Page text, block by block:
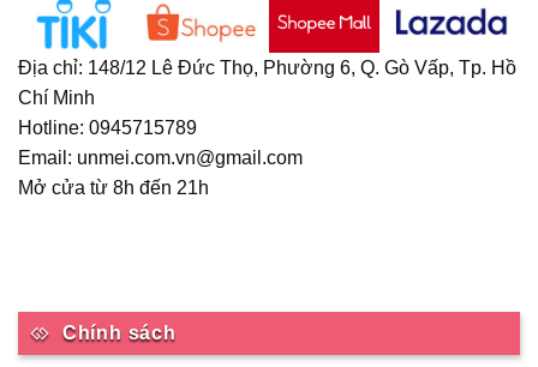
Địa chỉ: 148/12 Lê Đức Thọ, Phường 6, Q. Gò Vấp, Tp. Hồ
Chí Minh
Hotline: 0945715789
Email: unmei.com.vn@gmail.com
Mở cửa từ 8h đến 21h
Chính sách